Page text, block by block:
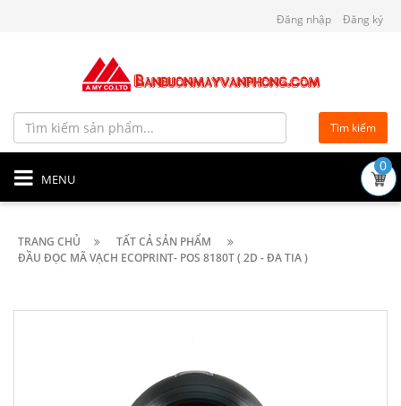
Đăng nhập Đăng ký
Tìm kiếm
MENU
0
TRANG CHỦ
TẤT CẢ SẢN PHẨM
ĐẦU ĐỌC MÃ VẠCH ECOPRINT- POS 8180T ( 2D - ĐA TIA )